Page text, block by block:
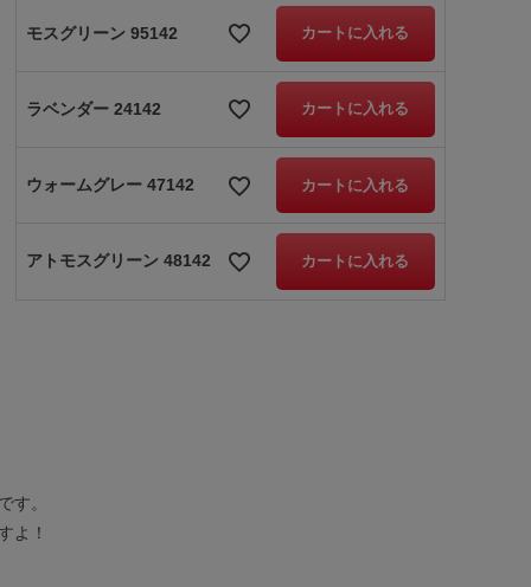
モスグリーン 95142 カートに入れる
ラベンダー 24142 カートに入れる
ウォームグレー 47142 カートに入れる
アトモスグリーン 48142 カートに入れる
す。
よ！